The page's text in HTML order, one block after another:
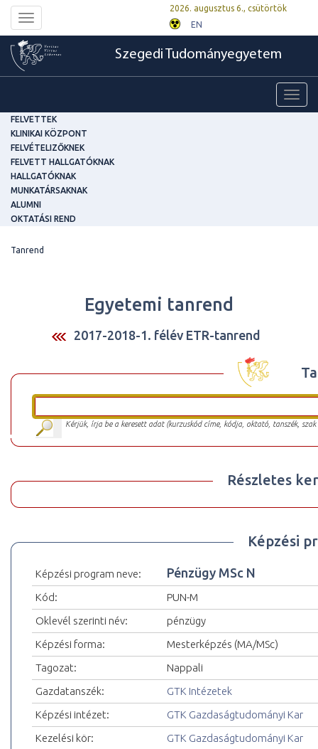
Toggle
navigation
2026. augusztus 6., csütörtök
EN
Szegedi Tudományegyetem
FELVETTEK
KLINIKAI KÖZPONT
FELVÉTELIZŐKNEK
FELVETT HALLGATÓKNAK
HALLGATÓKNAK
MUNKATÁRSAKNAK
ALUMNI
OKTATÁSI REND
Tanrend
Egyetemi tanrend
2017-2018-1. félév ETR-tanrend
Kérjük, írja be a keresett adat (kurzuskód címe, kódja, oktató, tanszék,
Részletes
Képzési
Képzési program neve: Pénzügy MSc N
Kód:
PUN-M
Oklevél szerinti név:
pénzügy
Képzési forma:
Mesterképzés (MA/MSc)
Tagozat:
Nappali
Gazdatanszék:
GTK Intézetek
Képzési intézet:
GTK Gazdaságtudományi Kar
Kezelési kör:
GTK Gazdaságtudományi Kar